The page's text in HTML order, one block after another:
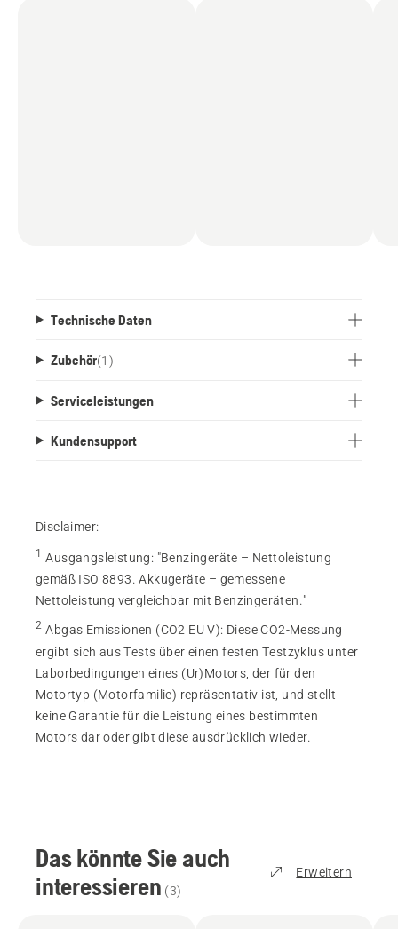
Technische Daten
Zubehör(1 )
Serviceleistungen
Kundensupport
Disclaimer:
1 Ausgangsleistung: "Benzingeräte – Nettoleistung
gemäß ISO 8893. Akkugeräte – gemessene
Nettoleistung vergleichbar mit Benzingeräten."
2 Abgas Emissionen (CO2 EU V): Diese CO2-Messung
ergibt sich aus Tests über einen festen Testzyklus unter
Laborbedingungen eines (Ur)Motors, der für den
Motortyp (Motorfamilie) repräsentativ ist, und stellt
keine Garantie für die Leistung eines bestimmten
Motors dar oder gibt diese ausdrücklich wieder.
Das könnte Sie auch
interessieren (3)
Erweitern